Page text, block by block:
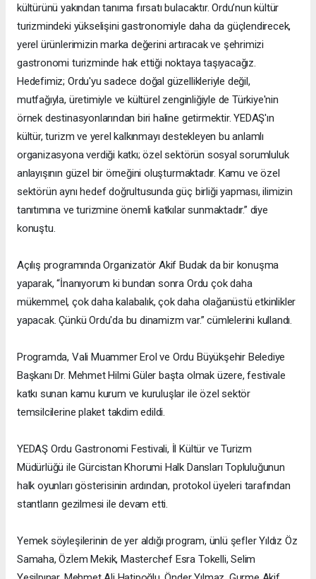
kültürünü yakından tanıma fırsatı bulacaktır. Ordu’nun kültür
turizmindeki yükselişini gastronomiyle daha da güçlendirecek,
yerel ürünlerimizin marka değerini artıracak ve şehrimizi
gastronomi turizminde hak ettiği noktaya taşıyacağız.
Hedefimiz; Ordu'yu sadece doğal güzellikleriyle değil,
mutfağıyla, üretimiyle ve kültürel zenginliğiyle de Türkiye'nin
örnek destinasyonlarından biri haline getirmektir. YEDAŞ'ın
kültür, turizm ve yerel kalkınmayı destekleyen bu anlamlı
organizasyona verdiği katkı; özel sektörün sosyal sorumluluk
anlayışının güzel bir örneğini oluşturmaktadır. Kamu ve özel
sektörün aynı hedef doğrultusunda güç birliği yapması, ilimizin
tanıtımına ve turizmine önemli katkılar sunmaktadır.” diye
konuştu.
Açılış programında Organizatör Akif Budak da bir konuşma
yaparak, “İnanıyorum ki bundan sonra Ordu çok daha
mükemmel, çok daha kalabalık, çok daha olağanüstü etkinlikler
yapacak. Çünkü Ordu'da bu dinamizm var.” cümlelerini kullandı.
Programda, Vali Muammer Erol ve Ordu Büyükşehir Belediye
Başkanı Dr. Mehmet Hilmi Güler başta olmak üzere, festivale
katkı sunan kamu kurum ve kuruluşlar ile özel sektör
temsilcilerine plaket takdim edildi.
YEDAŞ Ordu Gastronomi Festivali, İl Kültür ve Turizm
Müdürlüğü ile Gürcistan Khorumi Halk Dansları Topluluğunun
halk oyunları gösterisinin ardından, protokol üyeleri tarafından
stantların gezilmesi ile devam etti.
Yemek söyleşilerinin de yer aldığı program, ünlü şefler Yıldız Öz
Samaha, Özlem Mekik, Masterchef Esra Tokelli, Selim